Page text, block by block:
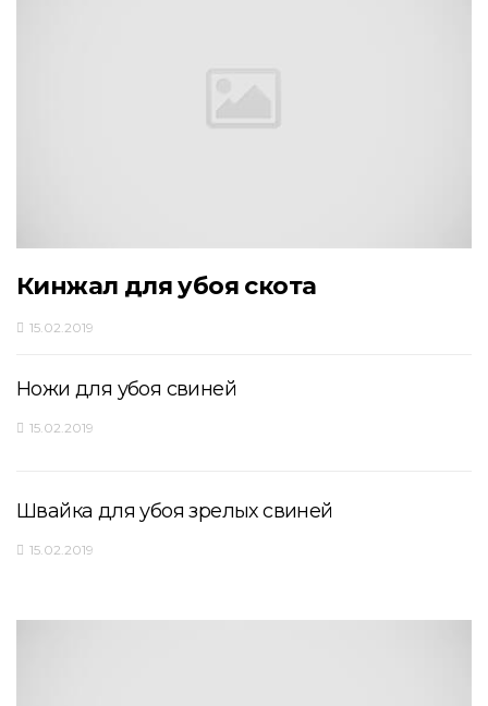
Кинжал для убоя скота
15.02.2019
Ножи для убоя свиней
15.02.2019
Швайка для убоя зрелых свиней
15.02.2019